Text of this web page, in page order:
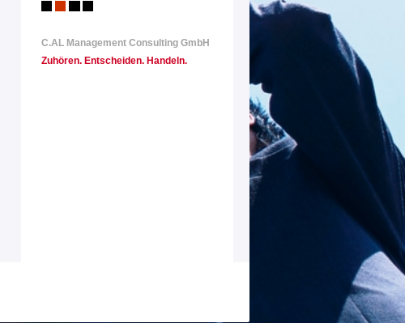
C.AL Management Consulting GmbH
Zuhören. Entscheiden. Handeln.